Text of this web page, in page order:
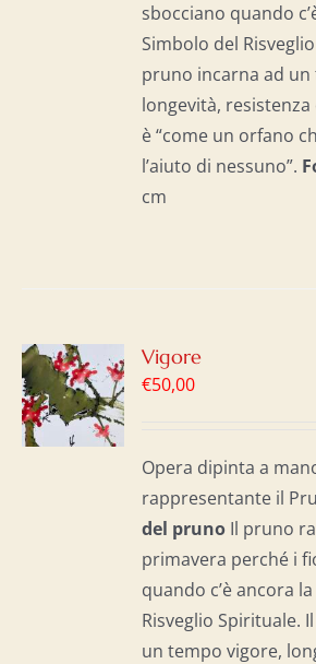
sbocciano quando
Simbolo del
pruno incarna ad
longevità,
è “come un orfano
l’aiuto di nessuno”.
cm
Vigore
€50,00
Opera dipinta a
rappresentante il
del pruno Il pruno
primavera perché i
quando c’è ancora
Risveglio Spirituale.
un tempo vigore,